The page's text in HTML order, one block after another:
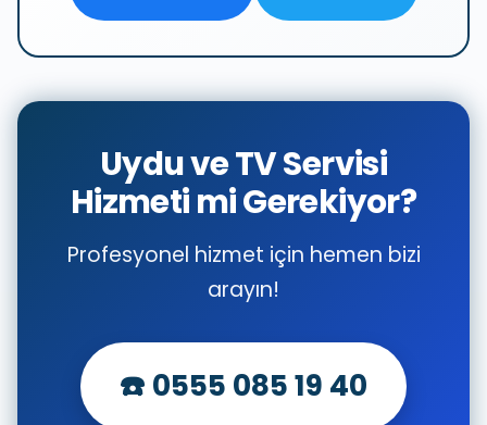
Uydu ve TV Servisi
Hizmeti mi Gerekiyor?
Profesyonel hizmet için hemen bizi
arayın!
☎️ 0555 085 19 40